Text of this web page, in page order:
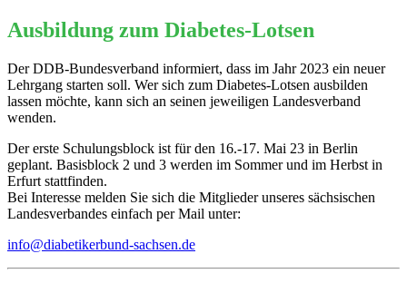
Ausbildung zum Diabetes-Lotsen
Der DDB-Bundesverband informiert, dass im Jahr 2023 ein neuer
Lehrgang starten soll. Wer sich zum Diabetes-Lotsen ausbilden
lassen möchte, kann sich an seinen jeweiligen Landesverband
wenden.
Der erste Schulungsblock ist für den 16.-17. Mai 23 in Berlin
geplant. Basisblock 2 und 3 werden im Sommer und im Herbst in
Erfurt stattfinden.
Bei Interesse melden Sie sich die Mitglieder unseres sächsischen
Landesverbandes einfach per Mail unter:
info@diabetikerbund-sachsen.de